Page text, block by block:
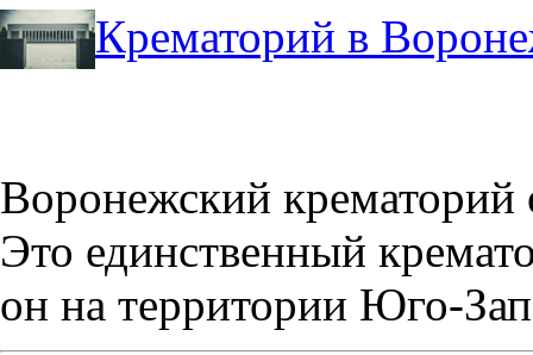
Крематорий в
Воронежский крематорий
Это единственный
он на территории Юго-